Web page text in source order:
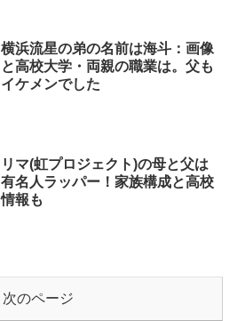
横浜流星の弟の名前は海斗：画像
と高校大学・両親の職業は。父も
イケメンでした
リマ(虹プロジェクト)の母と父は
有名人ラッパー！家族構成と高校
情報も
次のページ